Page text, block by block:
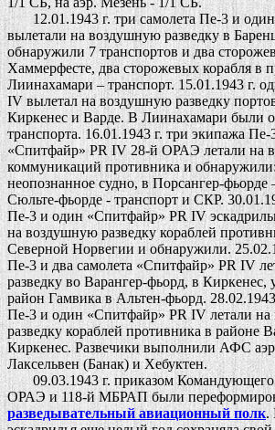
12.01.1943 г. три самолета Пе-3 и
вылетали на воздушную разведку в
обнаружили 7 транспортов и два
Хаммерфесте, два сторожевых корабля в
Лиинахамари – транспорт. 15.01.1943 г.
IV вылетал на воздушную разведку
Киркенес и Варде. В Лиинахамари были
транспорта. 16.01.1943 г. три экипажа
«Спитфайр» PR IV 28-й ОРАЭ летали на
коммуникаций противника и
неопознанное судно, в Порсангер-фьорде
Сюльте-фьорде - транспорт и СКР.
Пе-3 и один «Спитфайр» PR IV
на воздушную разведку кораблей
Северной Норвегии и обнаружили.
Пе-3 и два самолета «Спитфайр» PR IV
разведку во Варангер-фьорд, в Киркенес,
район Гамвика в Альтен-фьорд.
Пе-3 и один «Спитфайр» PR IV летали
разведку кораблей противника в районе
Киркенес. Развечики выполнили АФС
Лаксельвен (Банак) и Хебуктен.
09.03.1943 г. приказом
ОРАЭ и 118-й МБРАП были
разведывательный авиационный полк.